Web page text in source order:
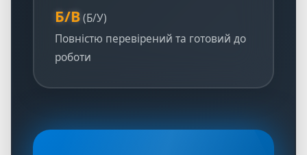
Б/В(Б/У)
Повністю перевірений та готовий до
роботи